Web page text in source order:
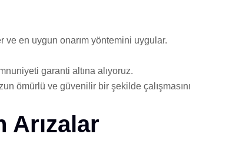
ve en uygun onarım yöntemini uygular.
garanti altına alıyoruz.
ömürlü ve güvenilir bir şekilde çalışmasını
Arızalar